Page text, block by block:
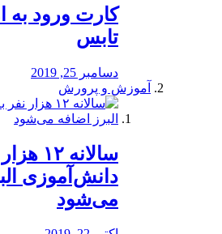
کارت ورود به
تابس
دسامبر 25, 2019
آموزش و پرورش
دانش‌آموزی
می‌شود